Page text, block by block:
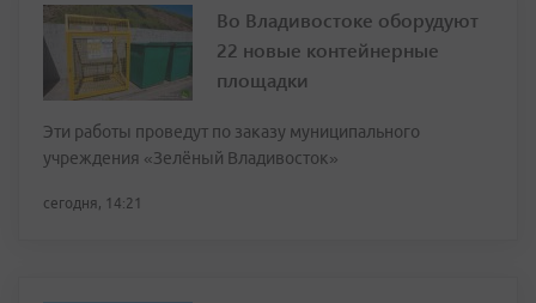
Во Владивостоке оборудуют
22 новые контейнерные
площадки
Эти работы проведут по заказу муниципального
учреждения «Зелёный Владивосток»
сегодня, 14:21